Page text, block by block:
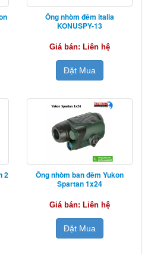
Ống nhòm đêm italia
KONUSPY-13
Giá bán: Liên hệ
Đặt Mua
2
Ống nhòm ban đêm Yukon
Spartan 1x24
Giá bán: Liên hệ
Đặt Mua